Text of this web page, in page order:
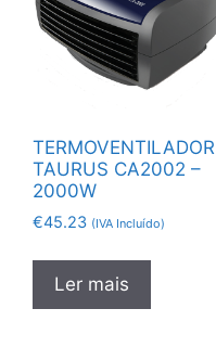
TERMOVENTILADOR
TAURUS CA2002 –
2000W
€45.23 (IVA Incluído)
Ler mais